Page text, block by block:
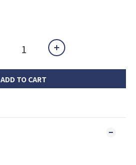
ADD TO CART